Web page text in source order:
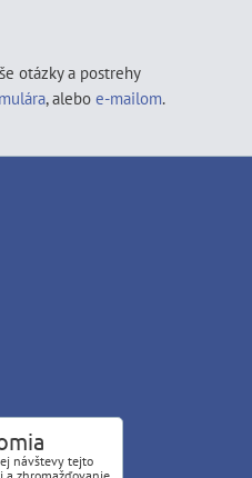
otázky a postrehy
, alebo e-mailom.
návštevy tejto